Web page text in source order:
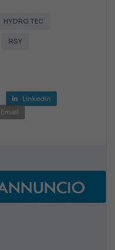
HYDRO TEC
RSY
Linkedin
Email